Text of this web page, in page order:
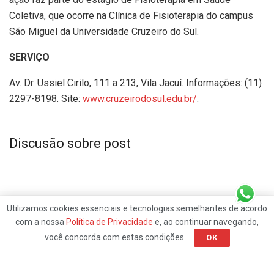
Coletiva, que ocorre na Clínica de Fisioterapia do campus
São Miguel da Universidade Cruzeiro do Sul.
SERVIÇO
Av. Dr. Ussiel Cirilo, 111 a 213, Vila Jacuí. Informações: (11)
2297-8198. Site: www.cruzeirodosul.edu.br/.
Discusão sobre post
Utilizamos cookies essenciais e tecnologias semelhantes de acordo
com a nossa Política de Privacidade e, ao continuar navegando,
você concorda com estas condições.
OK